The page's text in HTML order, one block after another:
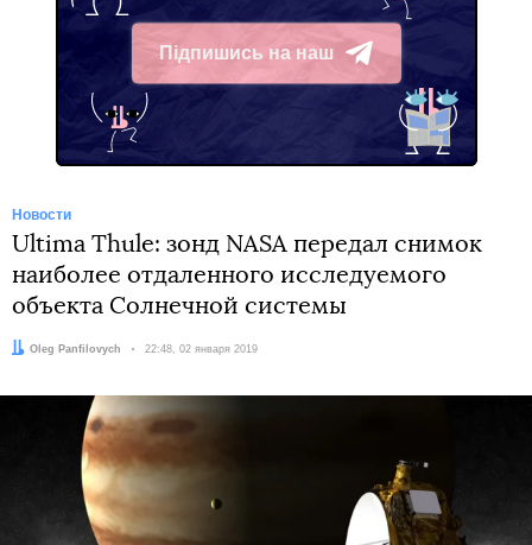
Підпишись на наш
Telegram
Новости
Ultima Thule: зонд NASA передал снимок
наиболее отдаленного исследуемого
объекта Солнечной системы
Автор:
Oleg Panfilovych Дата:
22:48, 02 января 2019